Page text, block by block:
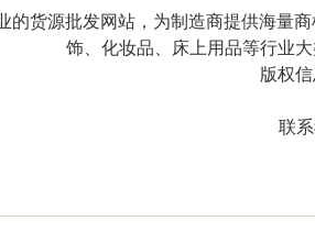
的货源批发网站，为制造商提供海量
饰、化妆品、床上用品等行业
版权信
联